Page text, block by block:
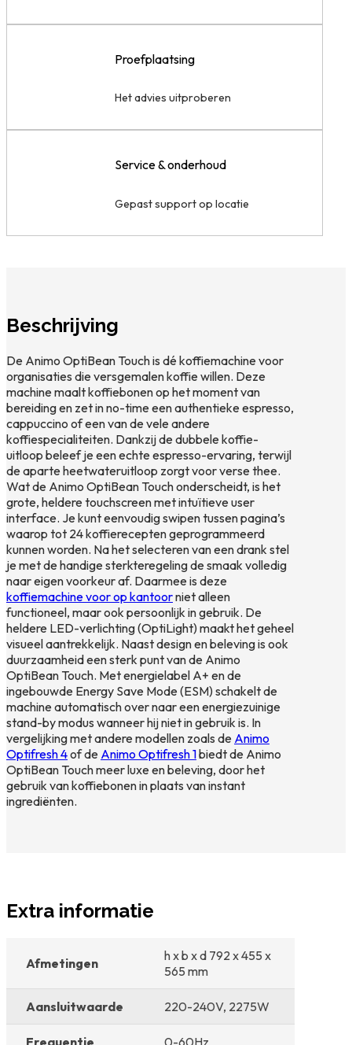
Proefplaatsing
Het advies uitproberen
Service & onderhoud
Gepast support op locatie
Beschrijving
De Animo OptiBean Touch is dé koffiemachine voor
organisaties die versgemalen koffie willen. Deze
machine maalt koffiebonen op het moment van
bereiding en zet in no-time een authentieke espresso,
cappuccino of een van de vele andere
koffiespecialiteiten. Dankzij de dubbele koffie-
uitloop beleef je een echte espresso-ervaring, terwijl
de aparte heetwateruitloop zorgt voor verse thee.
Wat de Animo OptiBean Touch onderscheidt, is het
grote, heldere touchscreen met intuïtieve user
interface. Je kunt eenvoudig swipen tussen pagina’s
waarop tot 24 koffierecepten geprogrammeerd
kunnen worden. Na het selecteren van een drank stel
je met de handige sterkteregeling de smaak volledig
naar eigen voorkeur af. Daarmee is deze
koffiemachine voor op kantoorniet alleen
functioneel, maar ook persoonlijk in gebruik. De
heldere LED-verlichting (OptiLight) maakt het geheel
visueel aantrekkelijk. Naast design en beleving is ook
duurzaamheid een sterk punt van de Animo
OptiBean Touch. Met energielabel A+ en de
ingebouwde Energy Save Mode (ESM) schakelt de
machine automatisch over naar een energiezuinige
stand-by modus wanneer hij niet in gebruik is. In
vergelijking met andere modellen zoals de Animo
Optifresh 4of de Animo Optifresh 1biedt de Animo
OptiBean Touch meer luxe en beleving, door het
gebruik van koffiebonen in plaats van instant
ingrediënten.
Extra informatie
Afmetingen
h x b x d 792 x 455 x
565 mm
Aansluitwaarde 220-240V, 2275W